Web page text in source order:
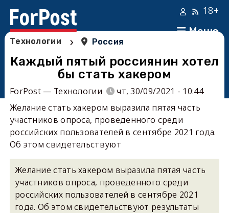
Меню
18+
Технологии › Россия
Каждый пятый россиянин хотел
бы стать хакером
ForPost — Технологии
чт, 30/09/2021 - 10:44
Желание стать хакером выразила пятая часть
участников опроса, проведенного среди
российских пользователей в сентябре 2021 года.
Об этом свидетельствуют
Желание стать хакером выразила пятая часть
участников опроса, проведенного среди
российских пользователей в сентябре 2021
года. Об этом свидетельствуют результаты